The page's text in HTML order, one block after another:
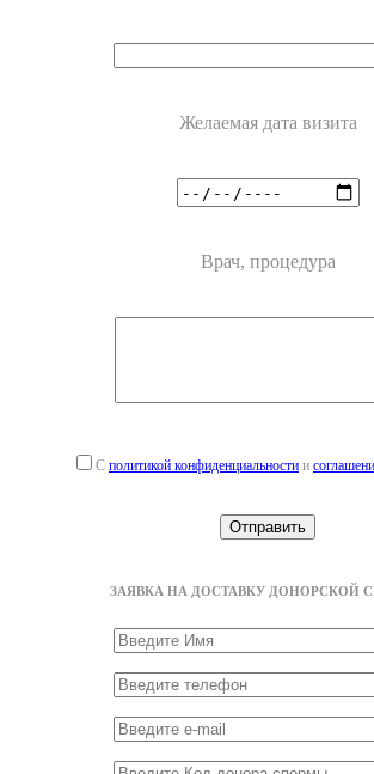
Желаемая дата визита
Врач, процедура
С политикой конфиденциальности и
ЗАЯВКА НА ДОСТАВКУ ДОНОРСКОЙ